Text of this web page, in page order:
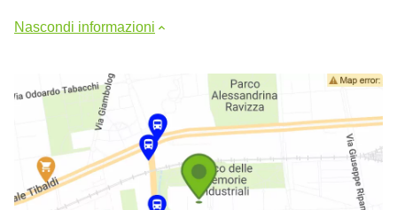
Nascondi informazioni